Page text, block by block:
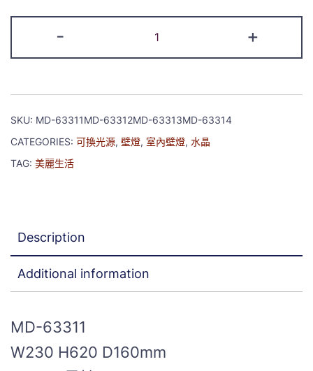
- +
SKU: MD-63311MD-63312MD-63313MD-63314
CATEGORIES: 可換光源, 壁燈, 室內壁燈, 水晶
TAG: 美麗生活
Description
Additional information
MD-63311
W230 H620 D160mm